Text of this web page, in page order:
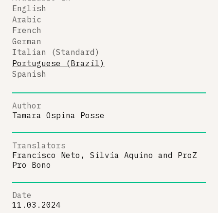
English
Arabic
French
German
Italian (Standard)
Portuguese (Brazil)
Spanish
Author
Tamara Ospina Posse
Translators
Francisco Neto, Silvia Aquino and ProZ
Pro Bono
Date
11.03.2024